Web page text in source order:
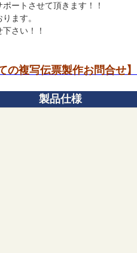
ートさせて頂きます！！
ます。
さい！！
の複写伝票製作お問合せ】
製品仕様